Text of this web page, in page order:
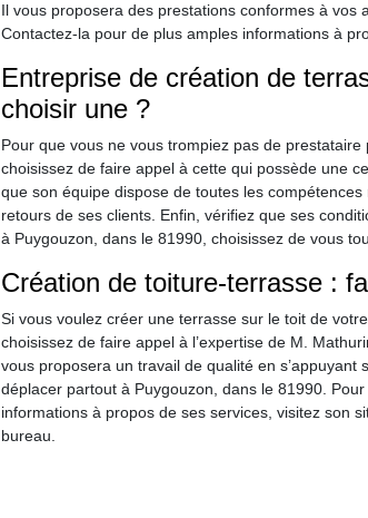
Il vous proposera des prestations conformes à vos
Contactez-la pour de plus amples informations à
Entreprise de création de
choisir une ?
Pour que vous ne vous trompiez pas de
choisissez de faire appel à cette qui possède une
que son équipe dispose de toutes les
retours de ses clients. Enfin, vérifiez que ses
à Puygouzon, dans le 81990, choisissez de vous
Création de toiture-terrasse :
Si vous voulez créer une terrasse sur le toit de
choisissez de faire appel à l’expertise de M.
vous proposera un travail de qualité en
déplacer partout à Puygouzon, dans le 81990.
informations à propos de ses services, visitez son
bureau.